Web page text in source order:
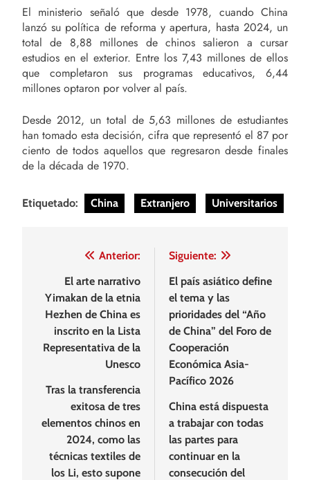
El ministerio señaló que desde 1978, cuando China
lanzó su política de reforma y apertura, hasta 2024, un
total de 8,88 millones de chinos salieron a cursar
estudios en el exterior. Entre los 7,43 millones de ellos
que completaron sus programas educativos, 6,44
millones optaron por volver al país.
Desde 2012, un total de 5,63 millones de estudiantes
han tomado esta decisión, cifra que representó el 87 por
ciento de todos aquellos que regresaron desde finales
de la década de 1970.
Etiquetado: China Extranjero Universitarios
Navegación
entradas
Anterior:
El arte narrativo
Yimakan de la etnia
Hezhen de China es
inscrito en la Lista
Representativa de la
Unesco
Tras la transferencia
exitosa de tres
elementos chinos en
2024, como las
técnicas textiles de
los Li, esto supone
Siguiente:
El país asiático define
el tema y las
prioridades del “Año
de China” del Foro de
Cooperación
Económica Asia-
Pacífico 2026
China está dispuesta
a trabajar con todas
las partes para
continuar en la
consecución del